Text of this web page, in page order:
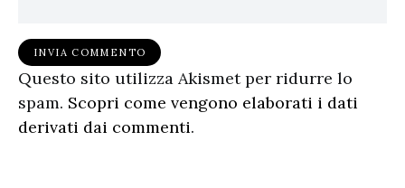
Questo sito utilizza Akismet per ridurre lo
spam. Scopri come vengono elaborati i dati
derivati dai commenti.